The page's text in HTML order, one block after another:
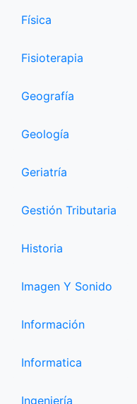
Física
Fisioterapia
Geografía
Geología
Geriatría
Gestión Tributaria
Historia
Imagen Y Sonido
Información
Informatica
Ingeniería